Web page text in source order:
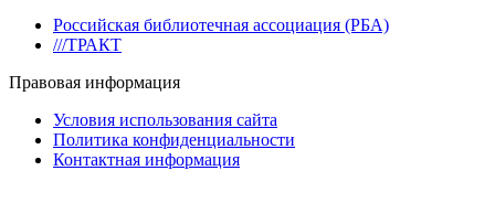
Российская библиотечная ассоциация (РБА)
///ТРАКТ
Правовая информация
Условия использования сайта
Политика конфиденциальности
Контактная информация